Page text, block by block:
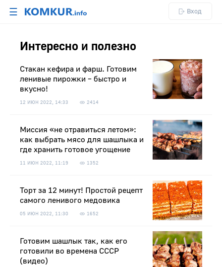
☰ Вход
Интересно и полезно
Стакан кефира и фарш. Готовим
ленивые пирожки – быстро и
вкусно!
12 ИЮН 2022, 14:33 2414
Миссия «не отравиться летом»:
как выбрать мясо для шашлыка и
где хранить готовое угощение
11 ИЮН 2022, 11:19 1352
Торт за 12 минут! Простой рецепт
самого ленивого медовика
05 ИЮН 2022, 11:30 1652
Готовим шашлык так, как его
готовили во времена СССР
(видео)